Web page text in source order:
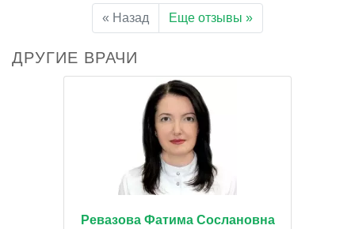
« Назад Еще отзывы »
ДРУГИЕ ВРАЧИ
Ревазова Фатима Сослановна